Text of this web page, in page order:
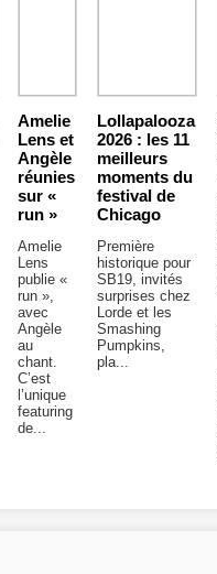
Amelie
Lens et
Angèle
réunies
sur «
run »
Amelie
Lens
publie «
run »,
avec
Angèle
au
chant.
C’est
l’unique
featuring
de...
Lollapalooza
2026 : les 11
meilleurs
moments du
festival de
Chicago
Première
historique pour
SB19, invités
surprises chez
Lorde et les
Smashing
Pumpkins,
pla...